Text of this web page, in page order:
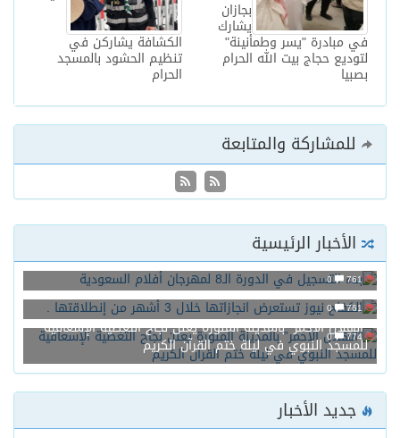
الكشافة يشاركن في
تنظيم الحشود بالمسجد
الحرام
بجازان
يشارك
في مبادرة "يسر وطمأنينة"
لتوديع حجاج بيت الله الحرام
بصبيا
للمشاركة والمتابعة
الأخبار الرئيسية
761
0
بدء التسجيل في الدورة الـ8 لمهرجان أفلام السعودية
761
0
الكفاح نيوز تستعرض انجازاتها خلال 3 أشهر من إنطلاقتها .
774
0
“الهلال الأحمر” بالمدينة المنورة يعلن نجاح التغطية الإسعافية
للمسجد النبوي في ليلة ختم القرآن الكريم
جديد الأخبار